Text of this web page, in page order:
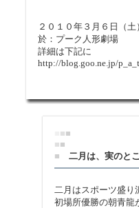
２０１０年３月６日（
於：プーク人形劇場
詳細は下記に
http://blog.goo.ne.jp/
■■
■■
■
二月は、実のと
二月はスポーツ盛り
初場所優勝の朝青龍